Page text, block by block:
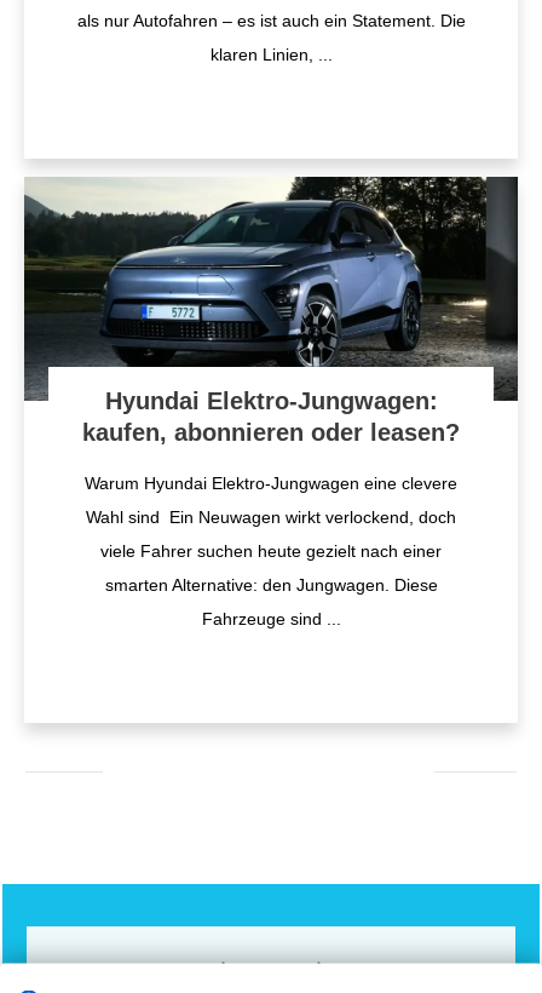
als nur Autofahren – es ist auch ein Statement. Die
klaren Linien,
Hyundai Elektro-Jungwagen:
kaufen, abonnieren oder leasen?
Warum Hyundai Elektro-Jungwagen eine clevere
Wahl sind Ein Neuwagen wirkt verlockend, doch
viele Fahrer suchen heute gezielt nach einer
smarten Alternative: den Jungwagen. Diese
Fahrzeuge sind